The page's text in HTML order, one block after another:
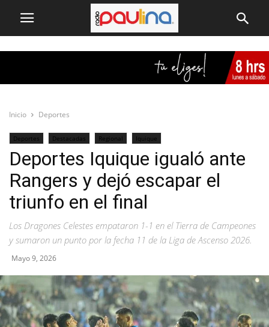
Inicio Deportes
Deportes Destacadas Regional Iquique
Deportes Iquique igualó ante
Rangers y dejó escapar el
triunfo en el final
Los Dragones Celestes empataron 1-1 en el Tierra de Campeones
y sumaron un punto por la fecha 11 de la Liga de Ascenso 2026.
Mayo 9, 2026